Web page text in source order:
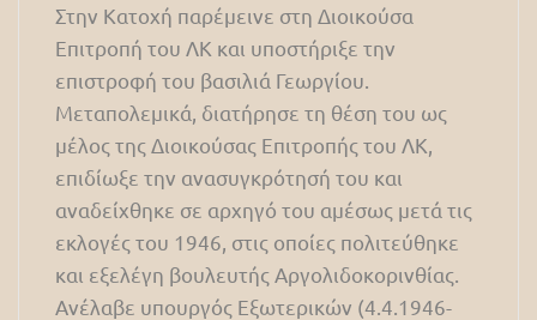
Στην Κατοχή παρέμεινε στη Διοικούσα
Επιτροπή του ΛΚ και υποστήριξε την
επιστροφή του βασιλιά Γεωργίου.
Μεταπολεμικά, διατήρησε τη θέση του ως
μέλος της Διοικούσας Επιτροπής του ΛΚ,
επιδίωξε την ανασυγκρότησή του και
αναδείχθηκε σε αρχηγό του αμέσως μετά τις
εκλογές του 1946, στις οποίες πολιτεύθηκε
και εξελέγη βουλευτής Αργολιδοκορινθίας.
Ανέλαβε υπουργός Εξωτερικών (4.4.1946-